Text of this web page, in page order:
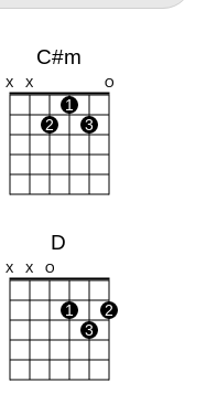
C#m
X X O
1
2
3
D
X X O
1
2
3